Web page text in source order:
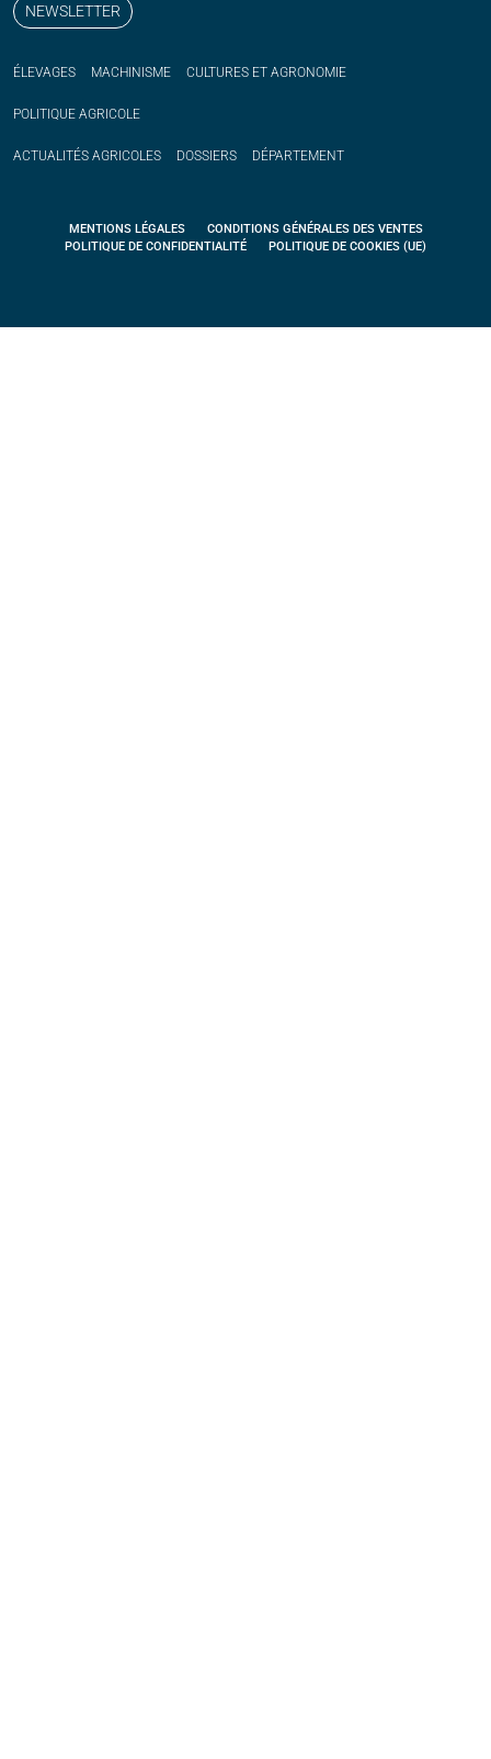
NEWSLETTER
ÉLEVAGES MACHINISME CULTURES ET AGRONOMIE
POLITIQUE AGRICOLE
ACTUALITÉS AGRICOLES DOSSIERS DÉPARTEMENT
MENTIONS LÉGALES
CONDITIONS GÉNÉRALES DES VENTES
POLITIQUE DE CONFIDENTIALITÉ
POLITIQUE DE COOKIES (UE)